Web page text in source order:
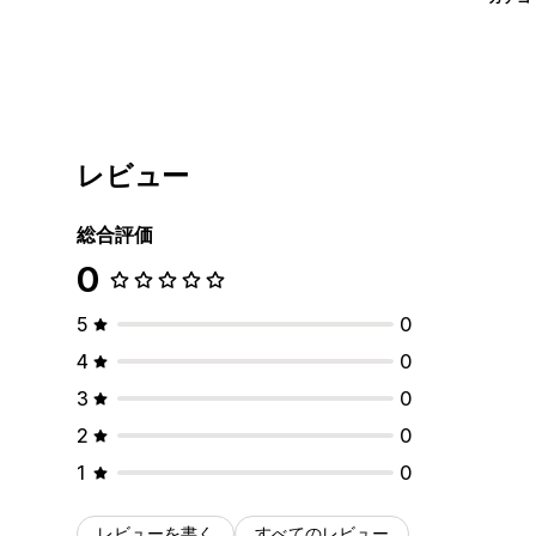
レビュー
総合評価
0
5
0
4
0
3
0
2
0
1
0